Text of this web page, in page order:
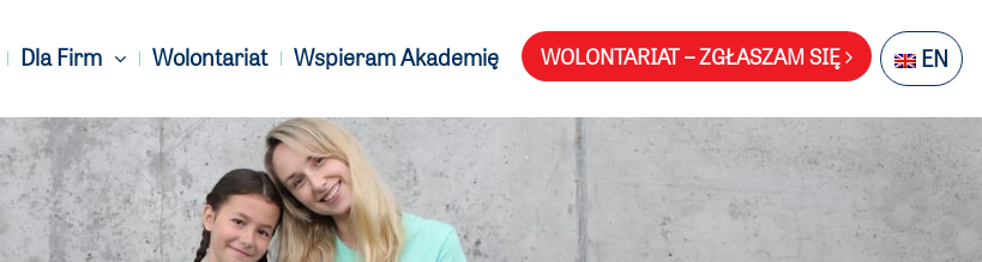
Dla Firm Wolontariat Wspieram Akademię WOLONTARIAT – ZGŁASZAM SIĘ EN